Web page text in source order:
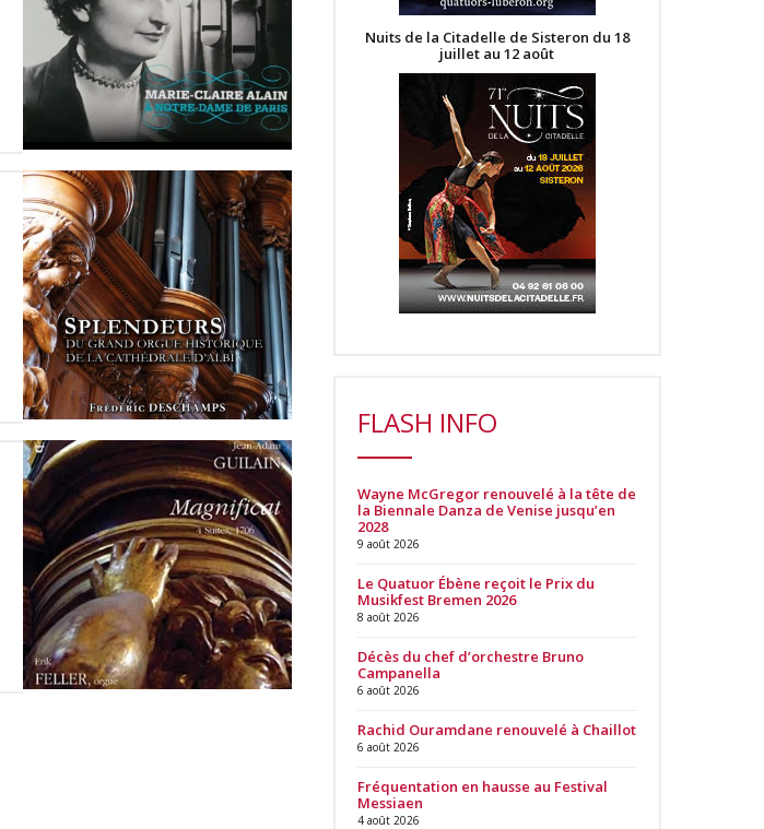
Nuits de la Citadelle de Sisteron du 18
juillet au 12 août
FLASH INFO
Wayne McGregor renouvelé à la tête de
la Biennale Danza de Venise jusqu’en
2028
9 août 2026
Le Quatuor Ébène reçoit le Prix du
Musikfest Bremen 2026
8 août 2026
Décès du chef d’orchestre Bruno
Campanella
6 août 2026
Rachid Ouramdane renouvelé à Chaillot
6 août 2026
Fréquentation en hausse au Festival
Messiaen
4 août 2026